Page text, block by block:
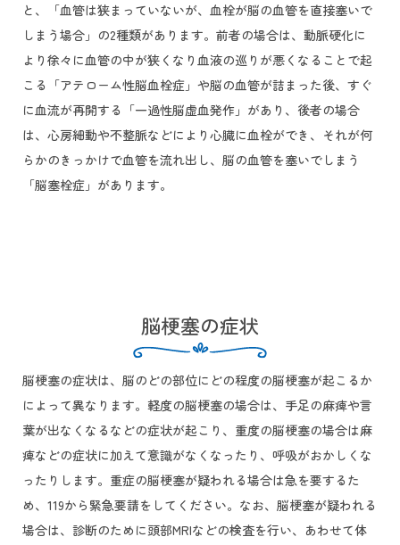
と、「血管は狭まっていないが、血栓が脳の血管を直接塞いで
しまう場合」の2種類があります。前者の場合は、動脈硬化に
より徐々に血管の中が狭くなり血液の巡りが悪くなることで起
こる「アテローム性脳血栓症」や脳の血管が詰まった後、すぐ
に血流が再開する「一過性脳虚血発作」があり、後者の場合
は、心房細動や不整脈などにより心臓に血栓ができ、それが何
らかのきっかけで血管を流れ出し、脳の血管を塞いでしまう
「脳塞栓症」があります。
脳梗塞の症状
脳梗塞の症状は、脳のどの部位にどの程度の脳梗塞が起こるか
によって異なります。軽度の脳梗塞の場合は、手足の麻痺や言
葉が出なくなるなどの症状が起こり、重度の脳梗塞の場合は麻
痺などの症状に加えて意識がなくなったり、呼吸がおかしくな
ったりします。重症の脳梗塞が疑われる場合は急を要するた
め、119から緊急要請をしてください。なお、脳梗塞が疑われる
場合は、診断のために頭部MRIなどの検査を行い、あわせて体